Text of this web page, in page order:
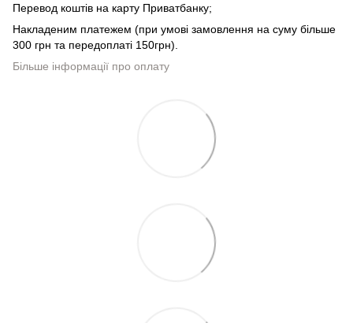
Перевод коштів на карту Приватбанку;
Накладеним платежем (при умові замовлення на суму більше
300 грн та передоплаті 150грн).
Більше інформації про оплату